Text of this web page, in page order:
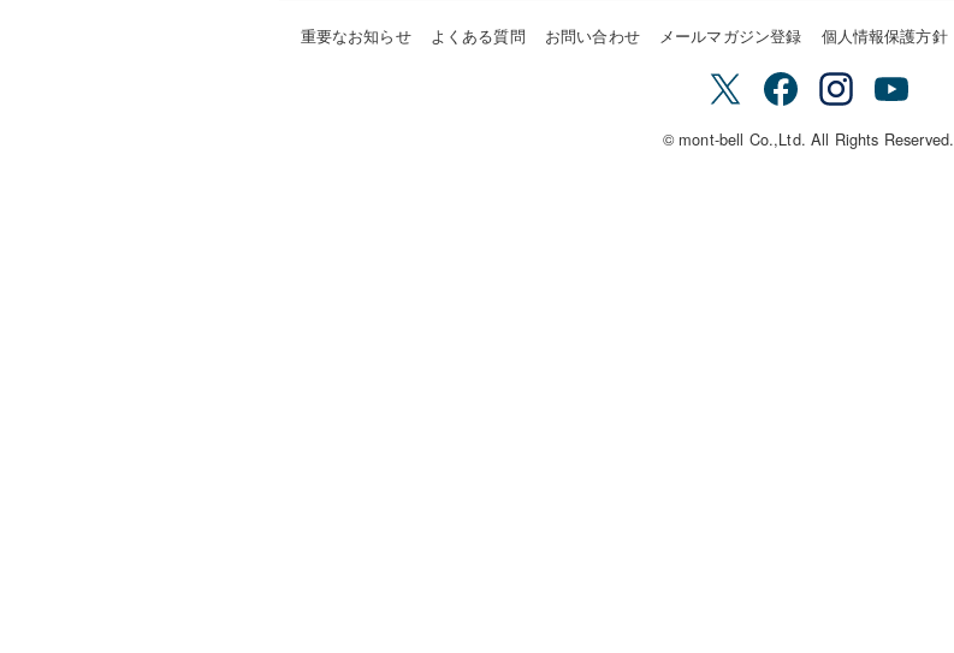
重要なお知らせ よくある質問 お問い合わせ メールマガジン登録 個人情報保護方針
© mont-bell Co.,Ltd. All Rights Reserved.